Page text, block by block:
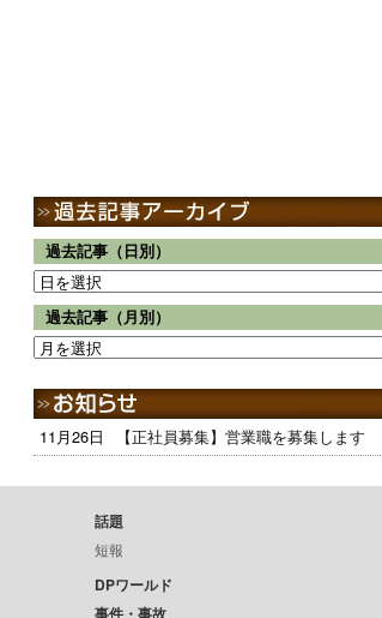
過去記事（日別）
過去記事（月別）
11月26日 【正社員募集】営業職を募集します
話題
短報
DPワールド
事件・事故